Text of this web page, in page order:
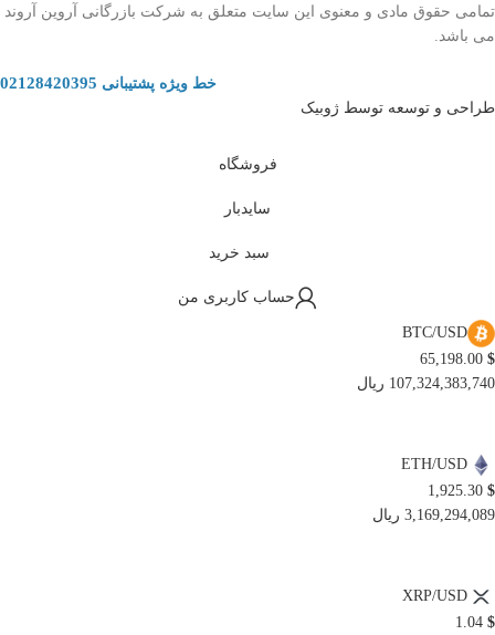
تمامی حقوق مادی و معنوی این سایت متعلق به شرکت بازرگانی آروین آروند
می باشد.
خط ویژه پشتیبانی 02128420395
طراحی و توسعه توسط ژوبیک
فروشگاه
سایدبار
سبد خرید
حساب کاربری من
BTC/USD
$
65,198.00
107,324,383,740 ریال
ETH/USD
$
1,925.30
3,169,294,089 ریال
XRP/USD
$
1.04